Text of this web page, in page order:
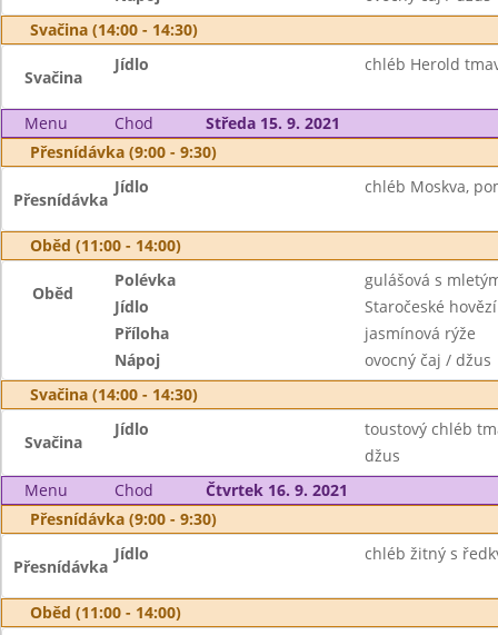
Svačina (14:00 - 14:30)
Svačina
Jídlo chléb Herold
Menu Chod
Středa 15. 9. 2021
Přesnídávka (9:00 - 9:30)
Přesnídávka
Jídlo chléb Moskva,
Oběd (11:00 - 14:00)
Oběd
Polévka
gulášová s
Jídlo
Staročeské
Příloha
jasmínová rýže
Nápoj
ovocný čaj / džus
Svačina (14:00 - 14:30)
Svačina
Jídlo
toustový chléb
džus
Menu
Chod
Čtvrtek 16. 9. 2021
Přesnídávka (9:00 - 9:30)
Přesnídávka
Jídlo chléb žitný s
Oběd (11:00 - 14:00)